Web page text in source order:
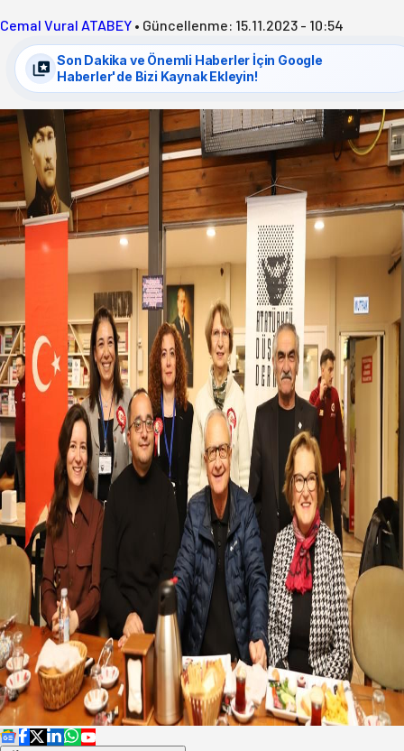
Cemal Vural ATABEY • Güncellenme: 15.11.2023 - 10:54
Son Dakika ve Önemli Haberler İçin Google
Haberler'de Bizi Kaynak Ekleyin!